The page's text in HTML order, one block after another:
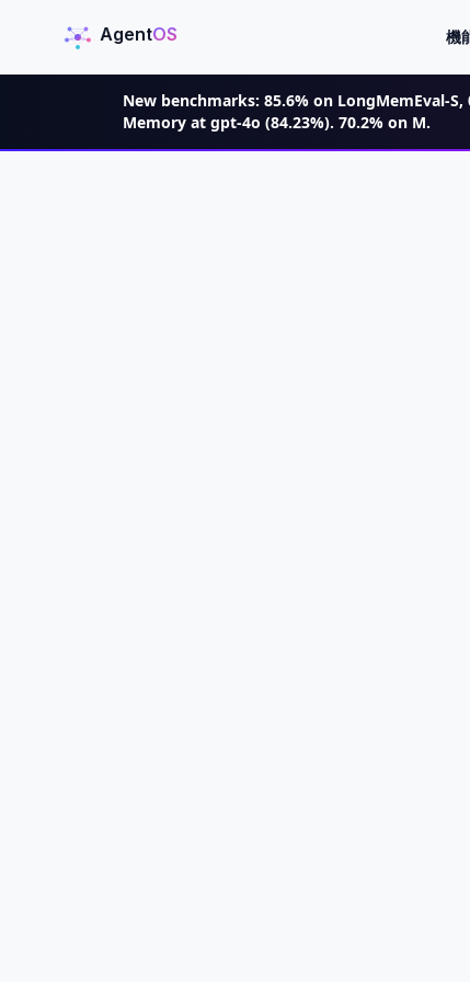
AgentOS 機
New benchmarks: 85.6% on LongMemEval-
Memory at gpt-4o (84.23%). 70.2% on M.